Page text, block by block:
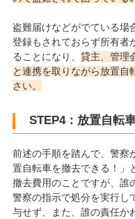
盗難届けなどがでている場
登録もされておらず所有者
ることになり、 貸主、管理
と連携を取りながら放置自
さい。
STEP4：放置自転
前述の手順を踏んで、警察
置自転車を撤去できる！」
撤去費用のことですが、誰
警察の指示で処分を実行し
与せず、また、誰の責任か